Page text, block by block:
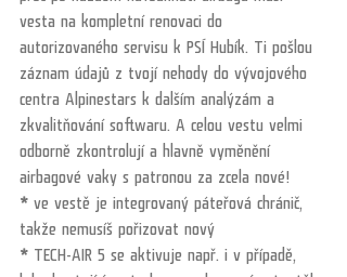
vesta na kompletní renovaci do
autorizovaného servisu k PSÍ Hubík. Ti pošlou
záznam údajů z tvojí nehody do vývojového
centra Alpinestars k dalším analýzám a
zkvalitňování softwaru. A celou vestu velmi
odborně zkontrolují a hlavně vyměnění
airbagové vaky s patronou za zcela nové!
* ve vestě je integrovaný páteřová chránič,
takže nemusíš pořizovat nový
* TECH-AIR 5 se aktivuje např. i v případě,